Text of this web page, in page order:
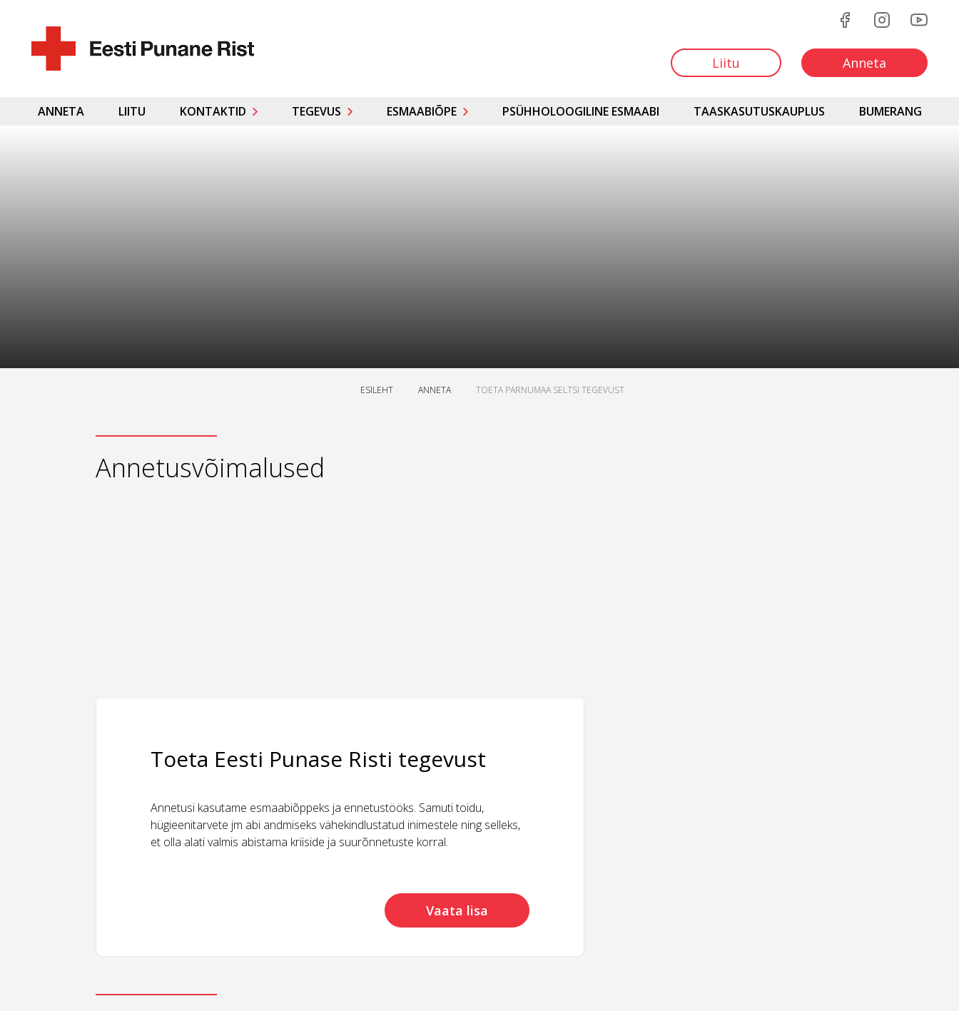
Liitu Anneta
ANNETA LIITU KONTAKTID TEGEVUS ESMAABIÕPE PSÜHHOLOOGILINE ESMAABI TAASKASUTUSKAUPLUS BUMERANG
ESILEHT ANNETA TOETA PARNUMAA SELTSI TEGEVUST
Annetusvõimalused
Toeta Eesti Punase Risti tegevust
Annetusi kasutame esmaabiõppeks ja ennetustööks. Samuti toidu,
hügieenitarvete jm abi andmiseks vähekindlustatud inimestele ning selleks,
et olla alati valmis abistama kriiside ja suurõnnetuste korral.
Vaata lisa